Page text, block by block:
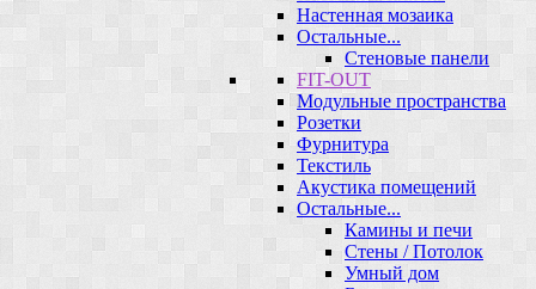
Настенная мозаика
Остальные...
Стеновые панели
FIT-OUT
Модульные пространства
Розетки
Фурнитура
Текстиль
Акустика помещений
Остальные...
Камины и печи
Стены / Потолок
Умный дом